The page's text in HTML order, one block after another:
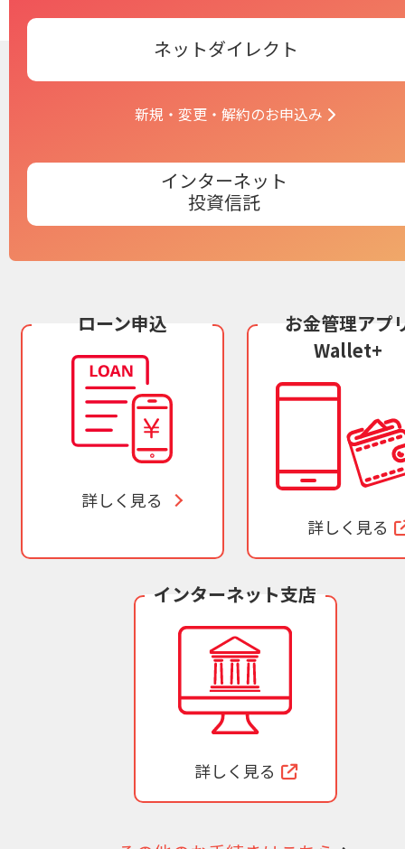
ネットダイレクト
新規・変更・解約のお申込み
インターネット
投資信託
ローン申込
詳しく見る
お金管理アプ
Wallet+
詳しく見る
インターネット支店
詳しく見る